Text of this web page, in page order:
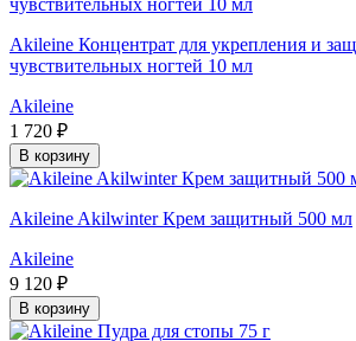
Akileine Концентрат для укрепления и
чувствительных ногтей 10 мл
Akileine
1 720 ₽
В корзину
Akileine Akilwinter Крем защитный 500 мл
Akileine
9 120 ₽
В корзину